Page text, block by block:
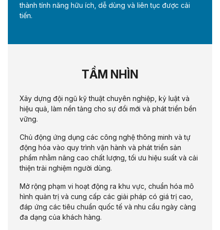
thành tính năng hữu ích, dễ dùng và liên tục được cải
tiến.
TẦM NHÌN
Xây dựng đội ngũ kỹ thuật chuyên nghiệp, kỷ luật và
hiệu quả, làm nền tảng cho sự đổi mới và phát triển bền
vững.
Chủ động ứng dụng các công nghệ thông minh và tự
động hóa vào quy trình vận hành và phát triển sản
phẩm nhằm nâng cao chất lượng, tối ưu hiệu suất và cải
thiện trải nghiệm người dùng.
Mở rộng phạm vi hoạt động ra khu vực, chuẩn hóa mô
hình quản trị và cung cấp các giải pháp có giá trị cao,
đáp ứng các tiêu chuẩn quốc tế và nhu cầu ngày càng
đa dạng của khách hàng.